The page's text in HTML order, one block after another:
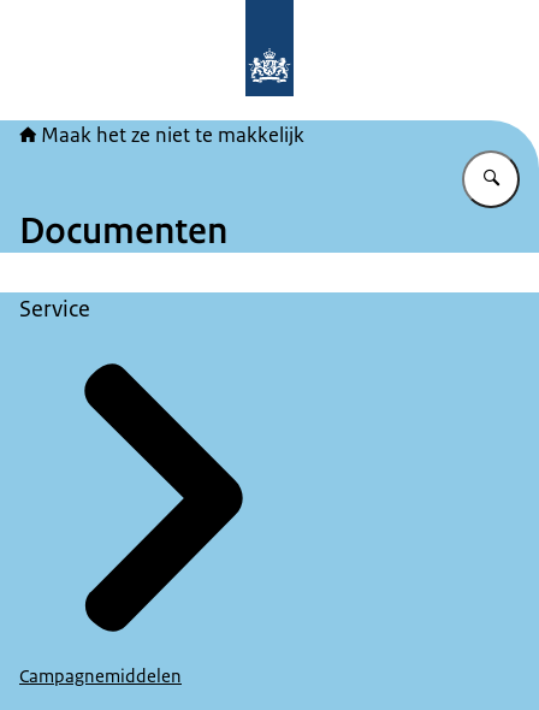
Maak het ze niet te makkelijk
Documenten
Service
Campagnemiddelen